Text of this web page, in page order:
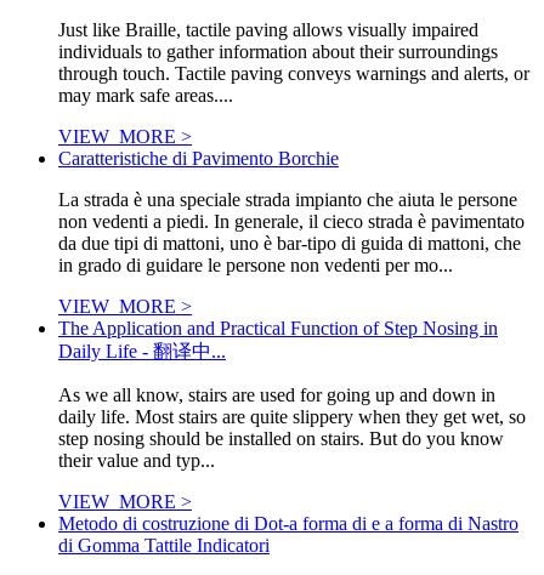
Just like Braille, tactile paving allows visually impaired
individuals to gather information about their surroundings
through touch. Tactile paving conveys warnings and alerts, or
may mark safe areas....
VIEW_MORE >
Caratteristiche di Pavimento Borchie
La strada è una speciale strada impianto che aiuta le persone
non vedenti a piedi. In generale, il cieco strada è pavimentato
da due tipi di mattoni, uno è bar-tipo di guida di mattoni, che
in grado di guidare le persone non vedenti per mo...
VIEW_MORE >
The Application and Practical Function of Step Nosing in
Daily Life - 翻译中...
As we all know, stairs are used for going up and down in
daily life. Most stairs are quite slippery when they get wet, so
step nosing should be installed on stairs. But do you know
their value and typ...
VIEW_MORE >
Metodo di costruzione di Dot-a forma di e a forma di Nastro
di Gomma Tattile Indicatori